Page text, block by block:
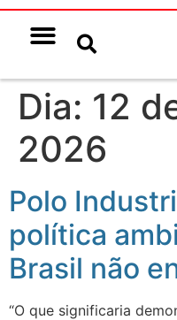
Dia: 12
2026
Polo
política
Brasil não
“O que significaria